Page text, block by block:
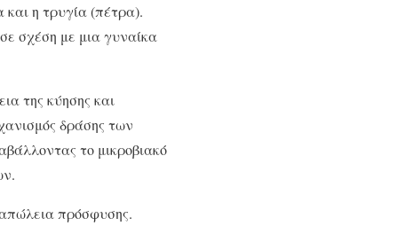
και η τρυγία (πέτρα).
σχέση με μια γυναίκα
της κύησης και
δράσης των
το μικροβιακό
απώλεια πρόσφυσης.